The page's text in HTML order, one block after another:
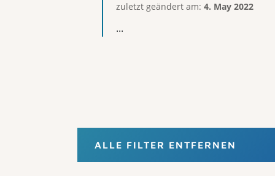
zuletzt geändert am: 4. May 2022
...
ALLE FILTER ENTFERNEN